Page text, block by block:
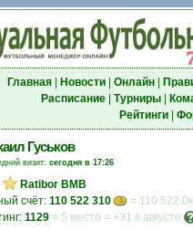
Главная| Новости| Онлайн|
Расписание| Турниры|
Рейтинги|
Гуськов
визит: сегодня в 17:26
Ratibor BMB
счёт: 110 522 310
= 110
1129 = 5 место = +31 в августе